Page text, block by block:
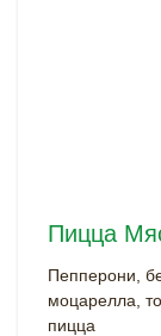
Пицца
Пепперони,
моцарелла,
пицца